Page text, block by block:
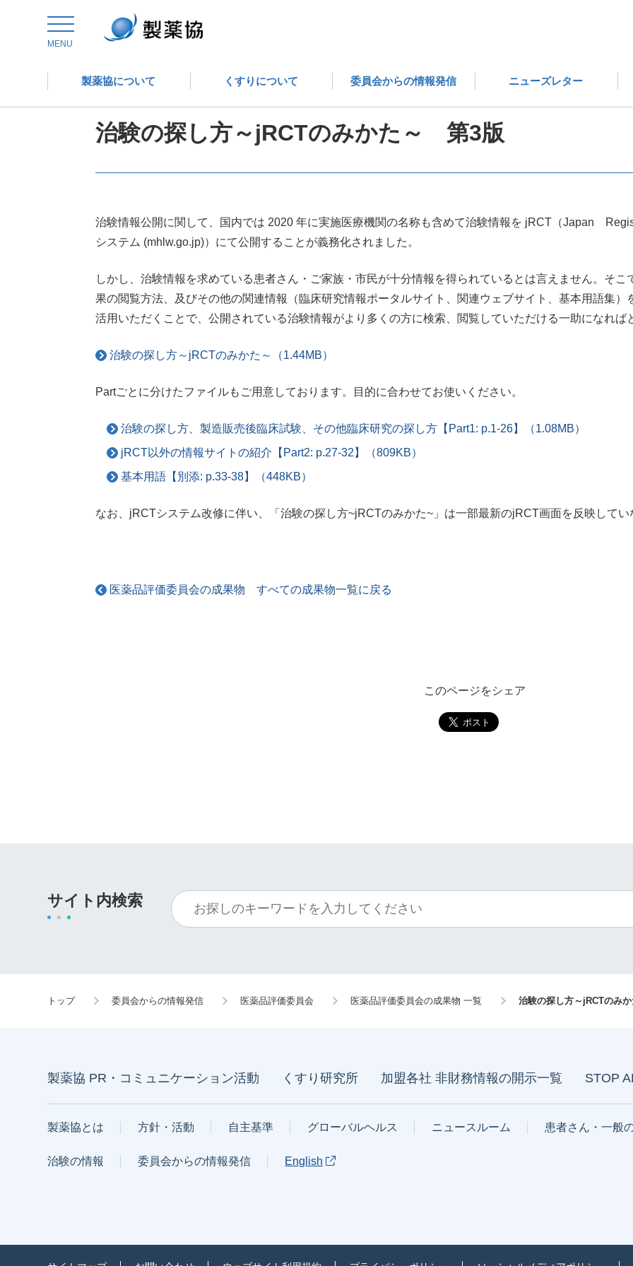
MENU
製薬協について くすりについて 委員会からの情報発信 ニューズレター
トップ 委員会からの情報発信
治験の探し方～jRCTのみかた～ 第3版
治験情報公開に関して、国内では 2020 年に実施医療機関の名称も含めて治験情報を jRCT（Japan
システム (mhlw.go.jp)）にて公開することが義務化されました。
しかし、治験情報を求めている患者さん・ご家族・市民が十分情報を得られているとは言えません。そ
果の閲覧方法、及びその他の関連情報（臨床研究情報ポータルサイト、関連ウェブサイト、基本用語集
活用いただくことで、公開されている治験情報がより多くの方に検索、閲覧していただける一助になれば
治験の探し方～jRCTのみかた～（1.44MB）
Partごとに分けたファイルもご用意しております。目的に合わせてお使いください。
治験の探し方、製造販売後臨床試験、その他臨床研究の探し方【Part1: p.1-26】（1.08MB）
jRCT以外の情報サイトの紹介【Part2: p.27-32】（809KB）
基本用語【別添: p.33-38】（448KB）
なお、jRCTシステム改修に伴い、「治験の探し方~jRCTのみかた~」は一部最新のjRCT画面を反映して
医薬品評価委員会の成果物 すべての成果物一覧に戻る
このページをシェア
サイト内検索
トップ 委員会からの情報発信 医薬品評価委員会 医薬品評価委員会の成果物 一覧 治験の探し方～jRCTのみ
製薬協 PR・コミュニケーション活動 くすり研究所 加盟各社 非財務情報の開示一覧 STOP
製薬協とは 方針・活動 自主基準 グローバルヘルス ニュースルーム 患者さん・一般
治験の情報 委員会からの情報発信 English